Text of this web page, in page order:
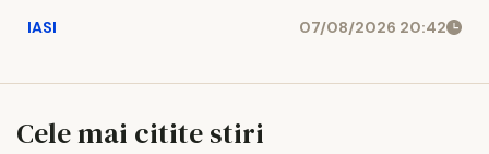
IASI 07/08/2026 20:42
Cele mai citite stiri